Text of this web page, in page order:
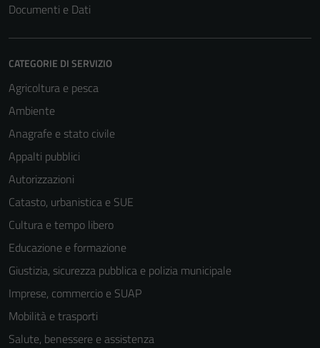
Documenti e Dati
CATEGORIE DI SERVIZIO
Agricoltura e pesca
Ambiente
Anagrafe e stato civile
Appalti pubblici
Autorizzazioni
Catasto, urbanistica e SUE
Cultura e tempo libero
Educazione e formazione
Giustizia, sicurezza pubblica e polizia municipale
Imprese, commercio e SUAP
Mobilità e trasporti
Salute, benessere e assistenza